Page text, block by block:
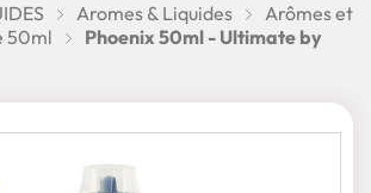
Aromes & Liquides
Arômes et
50ml
Phoenix 50ml - Ultimate by